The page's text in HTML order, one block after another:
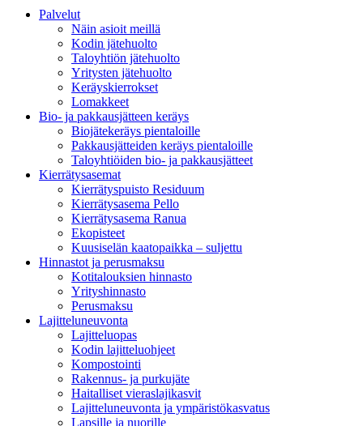
Palvelut
Näin asioit meillä
Kodin jätehuolto
Taloyhtiön jätehuolto
Yritysten jätehuolto
Keräyskierrokset
Lomakkeet
Bio- ja pakkausjätteen keräys
Biojätekeräys pientaloille
Pakkausjätteiden keräys pientaloille
Taloyhtiöiden bio- ja pakkausjätteet
Kierrätysasemat
Kierrätyspuisto Residuum
Kierrätysasema Pello
Kierrätysasema Ranua
Ekopisteet
Kuusiselän kaatopaikka – suljettu
Hinnastot ja perusmaksu
Kotitalouksien hinnasto
Yrityshinnasto
Perusmaksu
Lajitteluneuvonta
Lajitteluopas
Kodin lajitteluohjeet
Kompostointi
Rakennus- ja purkujäte
Haitalliset vieraslajikasvit
Lajitteluneuvonta ja ympäristökasvatus
Lapsille ja nuorille